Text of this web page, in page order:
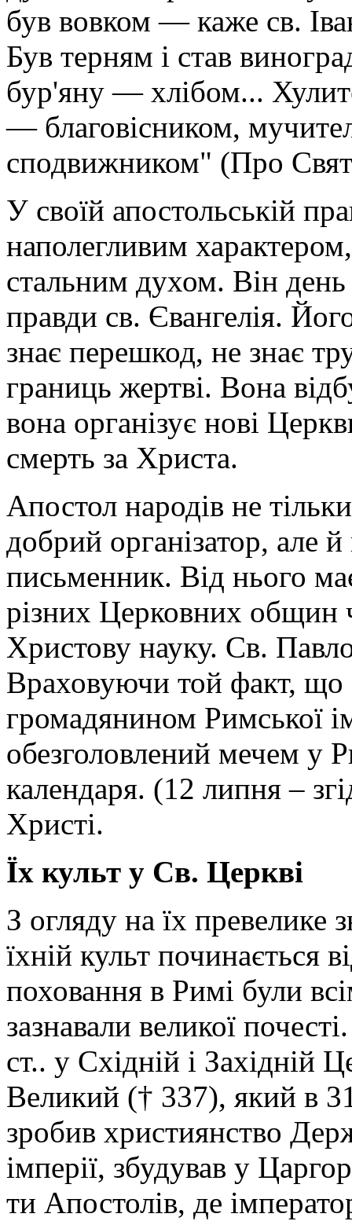
був вовком — каже св.
Був терням і став
бур'яну — хлібом...
— благовісником,
сподвижником" (Про
У своїй апостольській
наполегливим
стальним духом. Він день
правди св. Євангелія.
знає перешкод, не знає
границь жертві. Вона
вона організує нові
смерть за Христа.
Апостол народів не
добрий організатор, але
письменник. Від нього
різних Церковних общин
Христову науку. Св.
Враховуючи той факт,
громадянином Римської
обезголовлений мечем у
календаря. (12 липня –
Христі.
Їх культ у Св. Церкві
З огляду на їх превелике
їхній культ починається
поховання в Римі були
зазнавали великої
ст.. у Східній і Західній
Великий († 337), який в
зробив християнство
імперії, збудував у
ти Апостолів, де